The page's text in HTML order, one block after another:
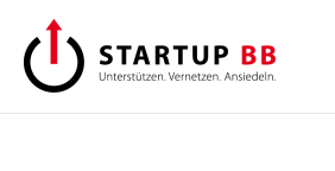
Inhalt
springen